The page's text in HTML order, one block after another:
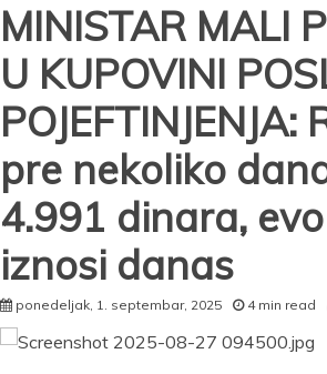
MINISTAR MALI
U KUPOVINI
POJEFTINJENJA:
pre nekoliko
4.991 dinara,
iznosi danas
ponedeljak, 1. septembar, 2025 4 min read